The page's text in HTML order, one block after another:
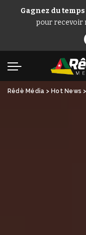
Gagnez du temps
pour recevoir
Rêdè Média > Hot News >